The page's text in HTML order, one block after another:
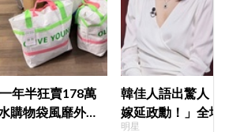
年半狂賣178萬
購物袋風靡外國
韓佳人語出驚人
嫁延政勳！」全
明星